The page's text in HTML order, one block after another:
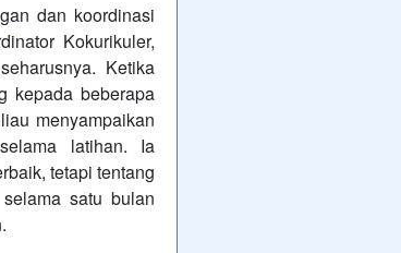
dan koordinasi
Kokurikuler,
Ketika
kepada beberapa
menyampaikan
latihan. Ia
tetapi tentang
satu bulan